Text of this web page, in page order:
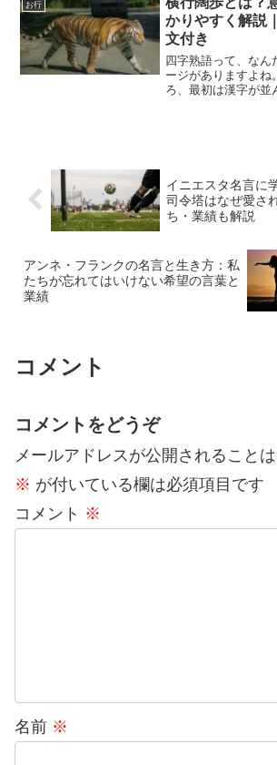
「燕頷投筆」という
お行
かりやすく解説
文付き
四字熟語って、なん
ージがありますよね
ろ、最初は漢字が並
とつ意味を知って
イニエスタ名言に
司令塔はなぜ愛さ
ち・業績も解説
アンネ・フランクの名言と生き方：私
たちが忘れてはいけない希望の言葉と
業績
コメント
コメントをどうぞ
メールアドレスが公開されることは
※ が付いている欄は必須項目です
コメント ※
名前 ※